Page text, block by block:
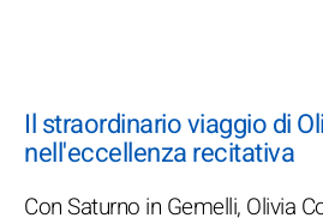
Il straordinario viaggio di
nell'eccellenza recitativa
Con Saturno in Gemelli, Olivia